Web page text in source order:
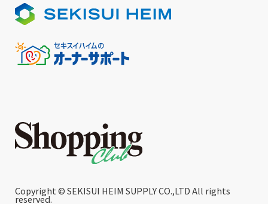
Copyright © SEKISUI HEIM SUPPLY CO.,LTD All rights
reserved.